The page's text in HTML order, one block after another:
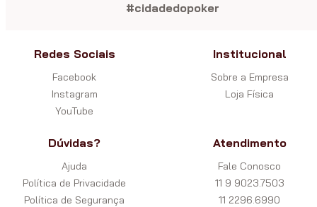
#cidadedopoker
Redes Sociais
Facebook
Instagram
YouTube
Institucional
Sobre a Empresa
Loja Física
Dúvidas?
Ajuda
Política de Privacidade
Política de Segurança
Atendimento
Fale Conosco
11 9 9023.7503
11 2296.6990